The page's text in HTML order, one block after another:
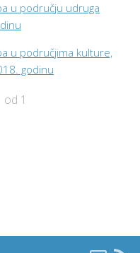
u području udruga
u područjima kulture,
godinu
od 1